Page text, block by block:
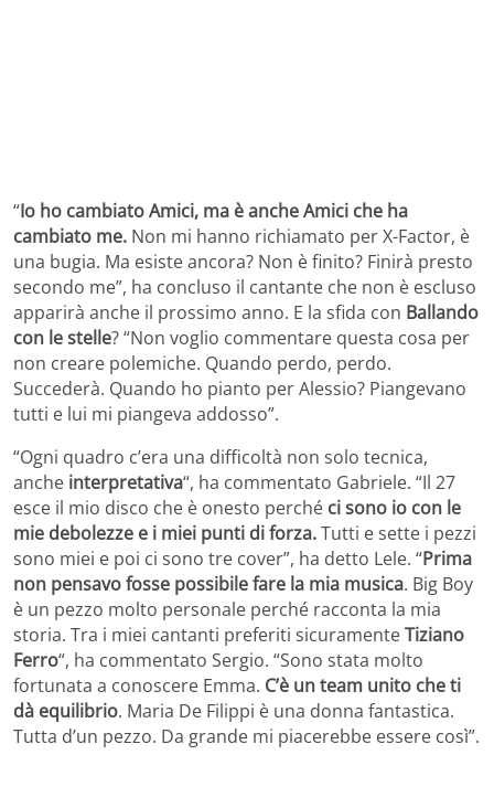
“Io ho cambiato Amici, ma è anche Amici che ha
cambiato me. Non mi hanno richiamato per X-Factor, è
una bugia. Ma esiste ancora? Non è finito? Finirà presto
secondo me”, ha concluso il cantante che non è escluso
apparirà anche il prossimo anno. E la sfida con Ballando
con le stelle? “Non voglio commentare questa cosa per
non creare polemiche. Quando perdo, perdo.
Succederà. Quando ho pianto per Alessio? Piangevano
tutti e lui mi piangeva addosso”.
“Ogni quadro c’era una difficoltà non solo tecnica,
anche interpretativa“, ha commentato Gabriele. “Il 27
esce il mio disco che è onesto perché ci sono io con le
mie debolezze e i miei punti di forza.Tutti e sette i pezzi
sono miei e poi ci sono tre cover”, ha detto Lele. “Prima
non pensavo fosse possibile fare la mia musica. Big Boy
è un pezzo molto personale perché racconta la mia
storia. Tra i miei cantanti preferiti sicuramenteTiziano
Ferro“, ha commentato Sergio. “Sono stata molto
fortunata a conoscere Emma. C’è un team unito che ti
dà equilibrio. Maria De Filippi è una donna fantastica.
Tutta d’un pezzo. Da grande mi piacerebbe essere così”.